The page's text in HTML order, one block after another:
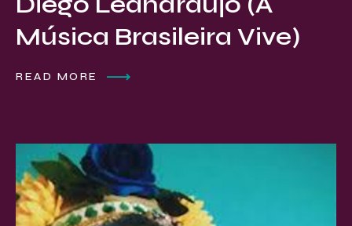
Música Brasileira Vive)
READ MORE